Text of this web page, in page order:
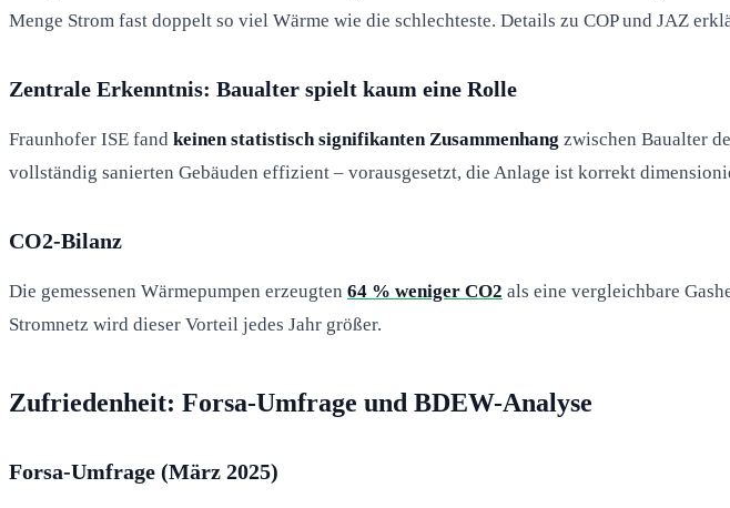
Menge Strom fast doppelt so viel Wärme wie die schlechteste. Details zu COP und JAZ
Zentrale Erkenntnis: Baualter spielt kaum eine Rolle
Fraunhofer ISE fand keinen statistisch signifikanten Zusammenhang zwischen Baualter
vollständig sanierten Gebäuden effizient – vorausgesetzt, die Anlage ist korrekt
CO2-Bilanz
Die gemessenen Wärmepumpen erzeugten 64 % weniger CO2 als eine vergleichbare
Stromnetz wird dieser Vorteil jedes Jahr größer.
Zufriedenheit: Forsa-Umfrage und BDEW-Analyse
Forsa-Umfrage (März 2025)